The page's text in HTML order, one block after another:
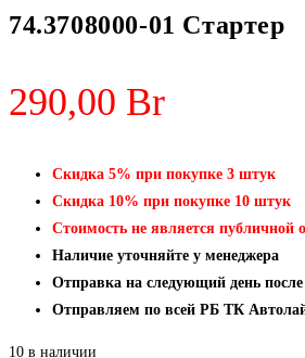
74.3708000-01 Стартер
290,00 Br
Скидка 5% при покупке 3 штук
Скидка 10% при покупке 10 штук
Стоимость не является публичной
Наличие уточняйте у менеджера
Отправка на следующий день
Отправляем по всей РБ ТК
10 в наличии